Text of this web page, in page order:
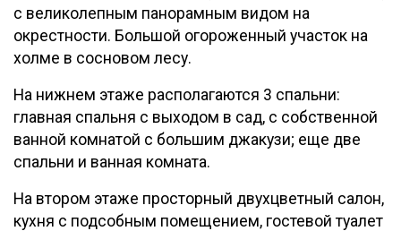
с великолепным панорамным видом на
окрестности. Большой огороженный участок на
холме в сосновом лесу.
На нижнем этаже располагаются 3 спальни:
главная спальня с выходом в сад, с собственной
ванной комнатой с большим джакузи; еще две
спальни и ванная комната.
На втором этаже просторный двухцветный салон,
кухня с подсобным помещением, гостевой туалет